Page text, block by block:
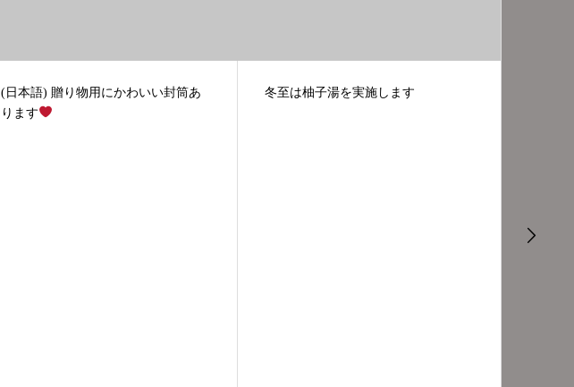
(日本語) 贈り物用にかわいい封筒あ
ります
冬至は柚子湯を実施します